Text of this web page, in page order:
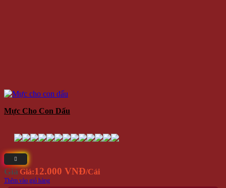
Mực Cho Con Dấu
Giá Giá:12.000 VNĐ/Cái
Thêm vào giỏ hàng